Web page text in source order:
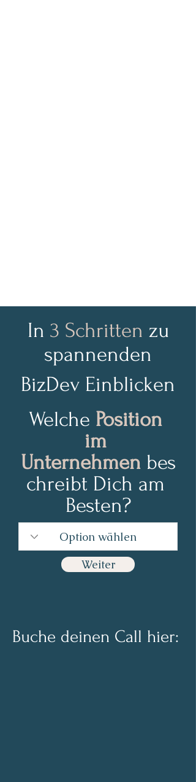
In 3 Schritten zu
spannenden
BizDev Einblicken
Welche Position
im
Unternehmen bes
chreibt Dich am
Besten?
Weiter
Buche deinen Call hier: